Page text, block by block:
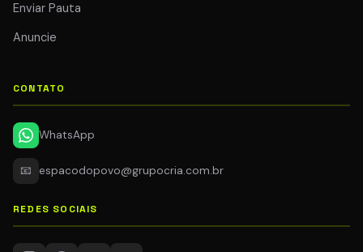
Enviar Pauta
Anuncie
CONTATO
WhatsApp
📧 espacodopovo@grupocria.com.br
REDES SOCIAIS